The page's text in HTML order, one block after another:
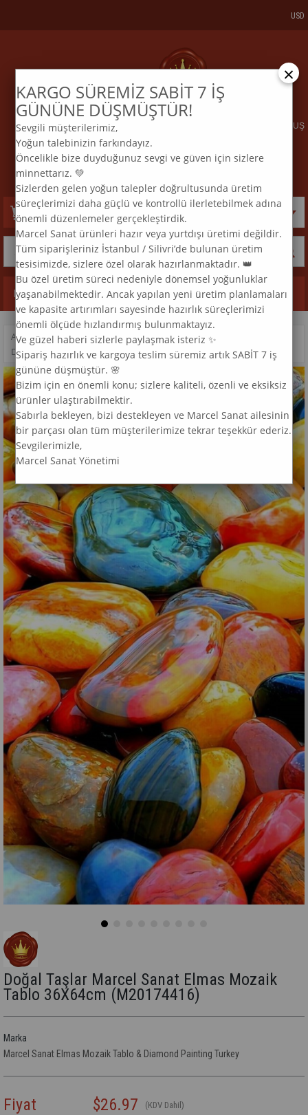
KARGO VE SİPARİŞTAKİP BİZE ULAŞIN
ELMAS MOZAİK TABLO & DIAMOND PAINTING TURKEY & KURULUŞ
2015
TEL:0 850 969 33 74 EMAİL:info@marcelsanat.com
USD
Kategoriler
ANASAYFA > DESEN >
DOĞAL TAŞLAR MARCEL SANAT ELMAS MOZAIK TABLO 36X64CM
Doğal Taşlar Marcel Sanat Elmas Mozaik
Tablo 36X64cm (M20174416)
Marka
Marcel Sanat Elmas Mozaik Tablo & Diamond Painting Turkey
Fiyat $26.97 (KDV Dahil)
×
KARGO SÜREMİZ SABİT 7 İŞ
GÜNÜNE DÜŞMÜŞTÜR!
Sevgili müşterilerimiz,
Yoğun talebinizin farkındayız.
Öncelikle bize duyduğunuz sevgi ve güven için sizlere
minnettarız. 💚
Sizlerden gelen yoğun talepler doğrultusunda üretim
süreçlerimizi daha güçlü ve kontrollü ilerletebilmek adına
önemli düzenlemeler gerçekleştirdik.
Marcel Sanat ürünleri hazır veya yurtdışı üretimi değildir.
Tüm siparişleriniz İstanbul / Silivri’de bulunan üretim
tesisimizde, sizlere özel olarak hazırlanmaktadır. 👑
Bu özel üretim süreci nedeniyle dönemsel yoğunluklar
yaşanabilmektedir. Ancak yapılan yeni üretim planlamaları
ve kapasite artırımları sayesinde hazırlık süreçlerimizi
önemli ölçüde hızlandırmış bulunmaktayız.
Ve güzel haberi sizlerle paylaşmak isteriz ✨
Sipariş hazırlık ve kargoya teslim süremiz artık SABİT 7 iş
gününe düşmüştür. 🌸
Bizim için en önemli konu; sizlere kaliteli, özenli ve eksiksiz
ürünler ulaştırabilmektir.
Sabırla bekleyen, bizi destekleyen ve Marcel Sanat ailesinin
bir parçası olan tüm müşterilerimize tekrar teşekkür ederiz.
Sevgilerimizle,
Marcel Sanat Yönetimi